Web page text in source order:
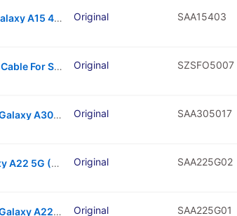
Volume Button Flex Cable For Samsung Galaxy A15 4G / 5G Original SAA15403
Mainboard To Daughterboard Connector Cable For Samsung Galaxy Z Fold 5 5G (F946) Original SZSFO5007
Antenna Connecting Cable For Samsung Galaxy A30 (A305 / 2019) – 2 Piece Set Original SAA305017
Mainboard Flex Cable For Samsung Galaxy A22 5G (A226 / 2021) Original SAA225G02
Antenna Connecting Cable For Samsung Galaxy A22 5G (A226 / 2021) – 2 Piece Set Original SAA225G01